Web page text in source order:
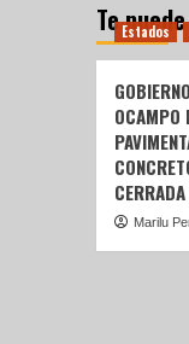
TeEstados
OCAMPO
Marilu